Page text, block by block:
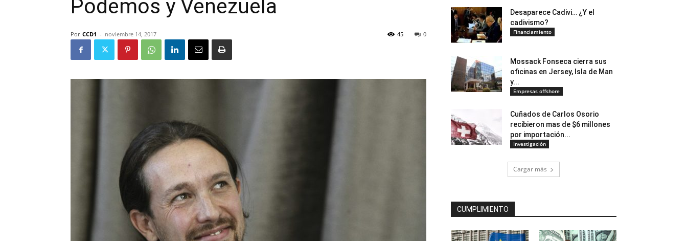
Podemos y Venezuela
Por CCD1 - noviembre 14, 2017 0
45
Desaparece Cadivi… ¿Y el
cadivismo?
Financiamiento
Mossack Fonseca cierra sus
oficinas en Jersey, Isla de Man
y...
Empresas offshore
Cuñados de Carlos Osorio
recibieron mas de $6 millones
por importación...
Investigación
Cargar más
CUMPLIMIENTO